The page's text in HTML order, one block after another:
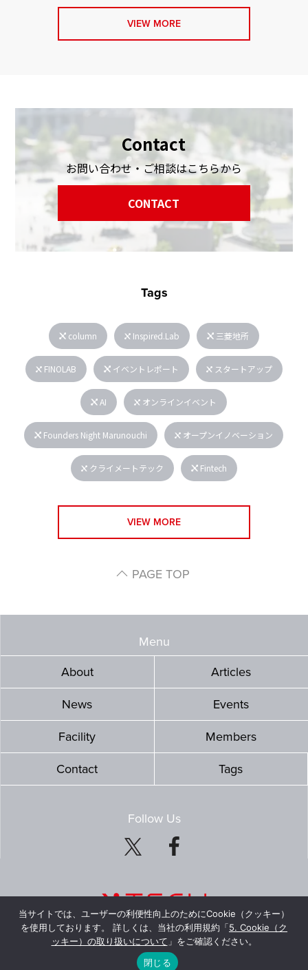
VIEW MORE
Contact
お問い合わせ・ご相談はこちらから
CONTACT
Tags
column Inspired.Lab 三菱地所
FINOLAB イベントレポート スタートアップ
AI オンラインイベント
Founders Night Marunouchi オープンイノベーション
クライメートテック Fintech
VIEW MORE
PAGE TOP
Menu
About
Articles
News Events
Facility Members
Contact Tags
Follow Us
© Mitsubishi Estate Co., Ltd. All Rights Reserved.
当サイトでは、ユーザーの利便性向上のためにCookie（クッキー）
を使用しております。 詳しくは、当社の利用規約「5. Cookie（ク
ッキー）の取り扱いについて 」をご確認ください。
閉じる